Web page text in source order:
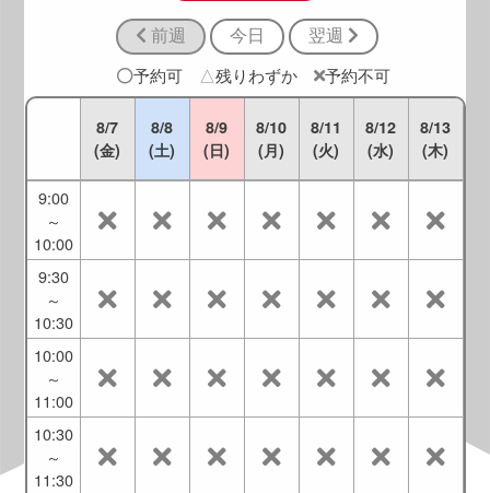
前週 今日 翌週
予約可 △残りわずか 予約不可
8/7
(金)
8/8
(土)
8/9
(日)
8/10
(月)
8/11
(火)
8/12
(水)
8/13
(木)
9:00
～
10:00
9:30
～
10:30
10:00
～
11:00
10:30
～
11:30